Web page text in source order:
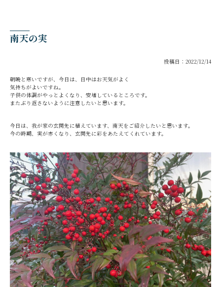
南天の実
投稿日：2022/12/14
朝晩と寒いですが、今日は、日中はお天気がよく
気持ちがよいですね。
子供の体調がやっとよくなり、安堵しているところです。
またぶり返さないように注意したいと思います。
今日は、我が家の玄関先に植えています、南天をご紹介したいと思います。
今の時期、実が赤くなり、玄関先に彩をあたえてくれています。